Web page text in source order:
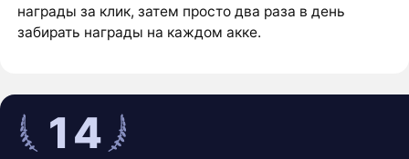
награды за клик, затем просто два раза в день
забирать награды на каждом акке.
14